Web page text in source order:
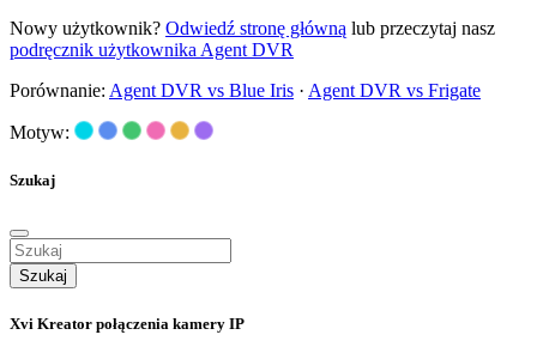
Nowy użytkownik? Odwiedź stronę główną lub przeczytaj nasz
podręcznik użytkownika Agent DVR
Porównanie: Agent DVR vs Blue Iris · Agent DVR vs Frigate
Motyw:
Szukaj
Szukaj
Xvi Kreator połączenia kamery IP